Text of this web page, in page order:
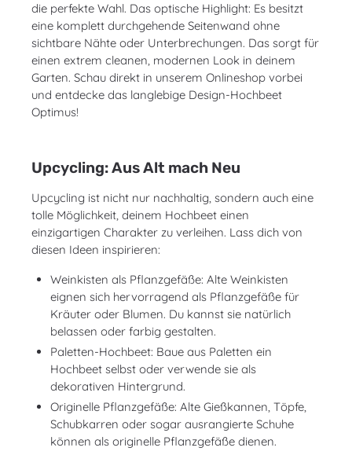
die perfekte Wahl. Das optische Highlight: Es besitzt
eine komplett durchgehende Seitenwand ohne
sichtbare Nähte oder Unterbrechungen. Das sorgt für
einen extrem cleanen, modernen Look in deinem
Garten. Schau direkt in unserem Onlineshop vorbei
und entdecke das langlebige Design-Hochbeet
Optimus!
Upcycling: Aus Alt mach Neu
Upcycling ist nicht nur nachhaltig, sondern auch eine
tolle Möglichkeit, deinem Hochbeet einen
einzigartigen Charakter zu verleihen. Lass dich von
diesen Ideen inspirieren:
Weinkisten als Pflanzgefäße: Alte Weinkisten
eignen sich hervorragend als Pflanzgefäße für
Kräuter oder Blumen. Du kannst sie natürlich
belassen oder farbig gestalten.
Paletten-Hochbeet: Baue aus Paletten ein
Hochbeet selbst oder verwende sie als
dekorativen Hintergrund.
Originelle Pflanzgefäße: Alte Gießkannen, Töpfe,
Schubkarren oder sogar ausrangierte Schuhe
können als originelle Pflanzgefäße dienen.